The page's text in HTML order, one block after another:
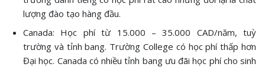
lượng đào tạo hàng đầu.
Canada: Học phí từ 15.000 – 35.000 CAD/năm, tuỳ
trường và tỉnh bang. Trường College có học phí thấp hơn
Đại học. Canada có nhiều tỉnh bang ưu đãi học phí cho sinh